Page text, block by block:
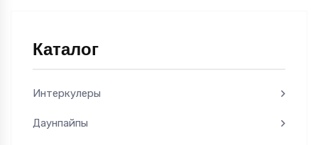
Каталог
Интеркулеры
Даунпайпы